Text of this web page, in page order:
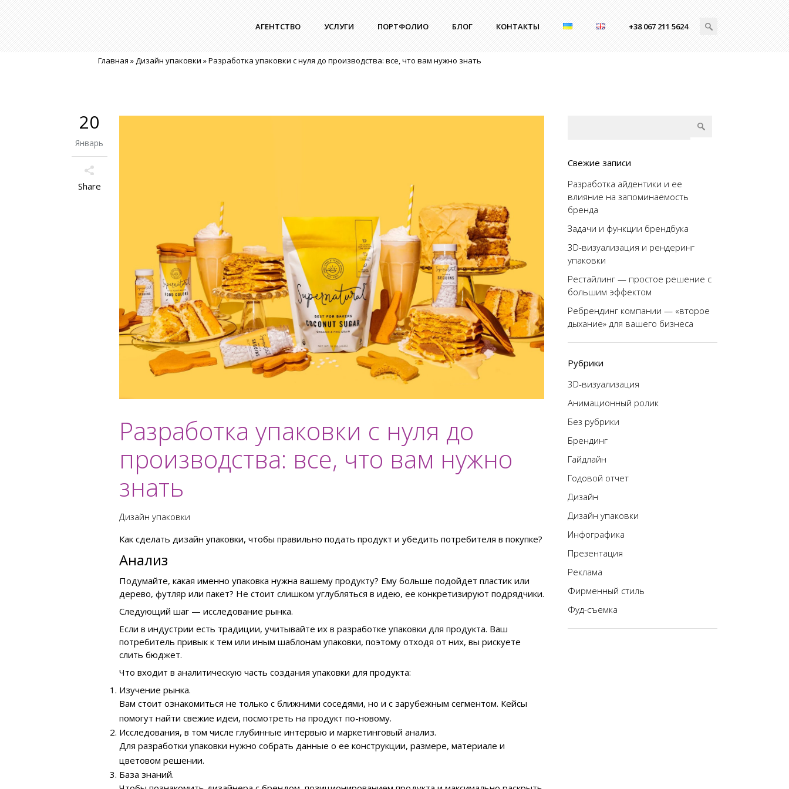
АГЕНТСТВО УСЛУГИ ПОРТФОЛИО БЛОГ КОНТАКТЫ +38 067 211 5624
Главная »Дизайн упаковки »Разработка упаковки с нуля до производства: все, что вам нужно знать
20
Январь
Share
Разработка упаковки с нуля до
производства: все, что вам нужно
знать
Дизайн упаковки
Как сделать дизайн упаковки, чтобы правильно подать продукт и убедить потребителя в покупке?
Анализ
Подумайте, какая именно упаковка нужна вашему продукту? Ему больше подойдет пластик или
дерево, футляр или пакет? Не стоит слишком углубляться в идею, ее конкретизируют подрядчики.
Следующий шаг — исследование рынка.
Если в индустрии есть традиции, учитывайте их в разработке упаковки для продукта. Ваш
потребитель привык к тем или иным шаблонам упаковки, поэтому отходя от них, вы рискуете
слить бюджет.
Что входит в аналитическую часть создания упаковки для продукта:
Изучение рынка.
Вам стоит ознакомиться не только с ближними соседями, но и с зарубежным сегментом. Кейсы
помогут найти свежие идеи, посмотреть на продукт по-новому.
Исследования, в том числе глубинные интервью и маркетинговый анализ.
Для разработки упаковки нужно собрать данные о ее конструкции, размере, материале и
цветовом решении.
База знаний.
Свежие записи
Разработка айдентики и ее
влияние на запоминаемость
бренда
Задачи и функции брендбука
3D-визуализация и рендеринг
упаковки
Рестайлинг — простое решение с
большим эффектом
Ребрендинг компании — «второе
дыхание» для вашего бизнеса
Рубрики
3D-визуализация
Анимационный ролик
Без рубрики
Брендинг
Гайдлайн
Годовой отчет
Дизайн
Дизайн упаковки
Инфографика
Презентация
Реклама
Фирменный стиль
Фуд-съемка